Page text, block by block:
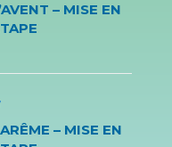
– MISE EN
– MISE EN